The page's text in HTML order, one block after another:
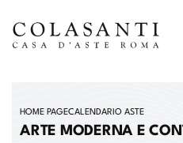
HOME PAGECALENDARIO ASTE
ARTE MODERNA E